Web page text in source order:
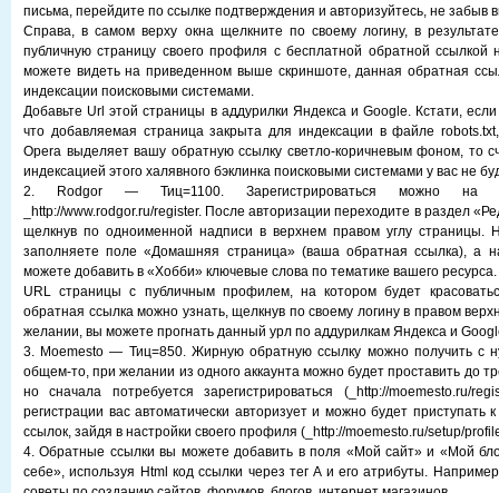
письма, перейдите по ссылке подтверждения и авторизуйтесь, не забыв
Справа, в самом верху окна щелкните по своему логину, в
публичную страницу своего профиля с бесплатной обратной ссылкой
можете видеть на приведенном выше скриншоте, данная обратная
индексации поисковыми системами.
Добавьте Url этой страницы в аддурилки Яндекса и Google. Кстати,
что добавляемая страница закрыта для индексации в файле
Opera выделяет вашу обратную ссылку светло-коричневым фоном, то
индексацией этого халявного бэклинка поисковыми системами у вас не
2. Rodgor — Тиц=1100. Зарегистрироваться можно
_http://www.rodgor.ru/register. После авторизации переходите в раздел
щелкнув по одноименной надписи в верхнем правом углу страницы.
заполняете поле «Домашняя страница» (ваша обратная ссылка), а
можете добавить в «Хобби» ключевые слова по тематике вашего ресурса.
URL страницы с публичным профилем, на котором будет
обратная ссылка можно узнать, щелкнув по своему логину в правом
желании, вы можете прогнать данный урл по аддурилкам Яндекса и
3. Moemesto — Тиц=850. Жирную обратную ссылку можно получить с
общем-то, при желании из одного аккаунта можно будет проставить до
но сначала потребуется зарегистрироваться (_http://moemesto.ru/
регистрации вас автоматически авторизует и можно будет приступать
ссылок, зайдя в настройки своего профиля (_http://moemesto.ru/setup/
4. Обратные ссылки вы можете добавить в поля «Мой сайт» и «Мой
себе», используя Html код ссылки через тег A и его атрибуты.